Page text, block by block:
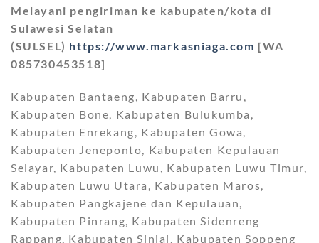
Melayani pengiriman ke kabupaten/kota di
Sulawesi Selatan
(SULSEL) https://www.markasniaga.com [WA
085730453518]
Kabupaten Bantaeng, Kabupaten Barru,
Kabupaten Bone, Kabupaten Bulukumba,
Kabupaten Enrekang, Kabupaten Gowa,
Kabupaten Jeneponto, Kabupaten Kepulauan
Selayar, Kabupaten Luwu, Kabupaten Luwu Timur,
Kabupaten Luwu Utara, Kabupaten Maros,
Kabupaten Pangkajene dan Kepulauan,
Kabupaten Pinrang, Kabupaten Sidenreng
Rappang, Kabupaten Sinjai, Kabupaten Soppeng